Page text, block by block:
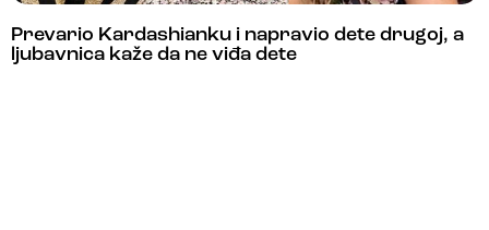
Prevario Kardashianku i napravio dete drugoj, a
ljubavnica kaže da ne viđa dete